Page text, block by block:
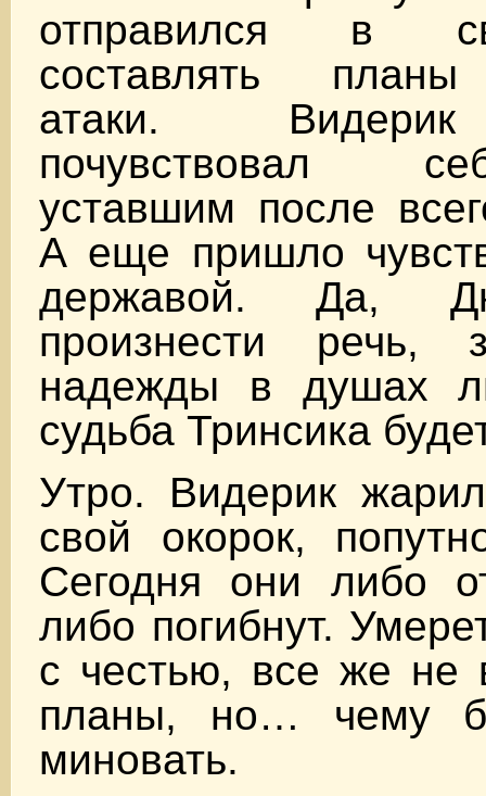
отправился в
составлять
атаки.
почувствовал
уставшим после
А еще пришло
державой. Да,
произнести речь,
надежды в душах
судьба Тринсика
Утро. Видерик
свой окорок,
Сегодня они либо
либо погибнут.
с честью, все же не
планы, но… чему
миновать.